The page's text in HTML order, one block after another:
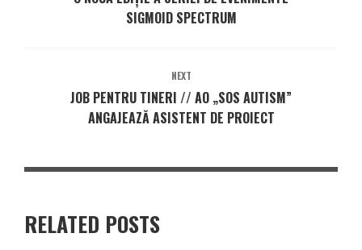
SIGMOID SPECTRUM
NEXT
JOB PENTRU TINERI // AO „SOS AUTISM”
ANGAJEAZĂ ASISTENT DE PROIECT
RELATED POSTS